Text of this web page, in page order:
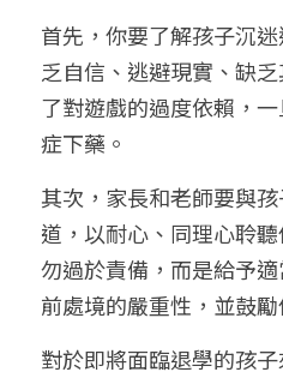
首先，你要了解孩子沉
乏自信、逃避現實、缺
了對遊戲的過度依賴，
症下藥。
其次，家長和老師要與
道，以耐心、同理心聆
勿過於責備，而是給予
前處境的嚴重性，並鼓
對於即將面臨退學的孩